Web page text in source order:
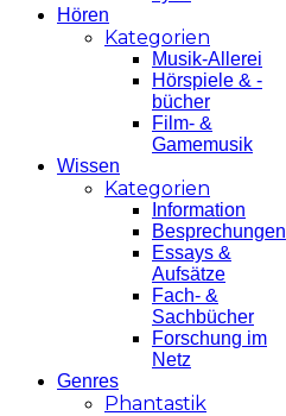
Hören
Kategorien
Musik-Allerei
Hörspiele & -
bücher
Film- &
Gamemusik
Wissen
Kategorien
Information
Besprechungen
Essays &
Aufsätze
Fach- &
Sachbücher
Forschung im
Netz
Genres
Phantastik